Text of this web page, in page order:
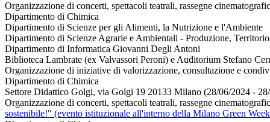
Organizzazione di concerti, spettacoli teatrali, rassegne
Dipartimento di Chimica
Dipartimento di Scienze per gli Alimenti, la Nutrizione e l'Ambiente
Dipartimento di Scienze Agrarie e Ambientali - Produzione,
Dipartimento di Informatica Giovanni Degli Antoni
Biblioteca Lambrate (ex Valvassori Peroni) e Auditorium Stefano
Organizzazione di iniziative di valorizzazione, consultazione e
Dipartimento di Chimica
Settore Didattico Golgi, via Golgi 19 20133 Milano (28/06/2024 -
Organizzazione di concerti, spettacoli teatrali, rassegne
sostenibile!" (evento istituzionale all'interno della Milano Green